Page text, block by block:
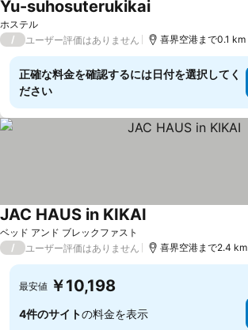
ホステル
Yu-suhosuterukikai料金を表示
/ ユーザー評価はありません 喜界空港まで0.1 km
正確な料金を確認するには日付を選択してく
ださい
ベッド アンド ブレックファスト
JAC HAUS in KIKAI
/ ユーザー評価はありません 喜界空港まで2.4 km
最安値 ￥10,198
4件のサイトの料金を表示